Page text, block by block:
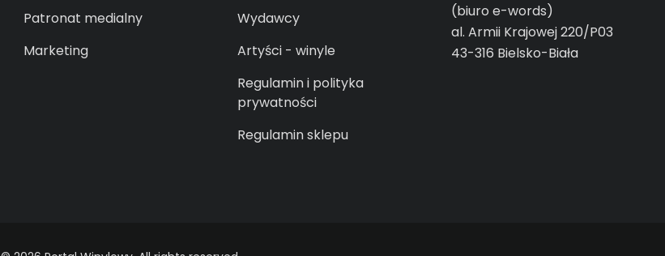
Patronat medialny
Marketing
Wydawcy
Artyści - winyle
Regulamin i polityka
prywatności
Regulamin sklepu
(biuro e-words)
al. Armii Krajowej 220/P03
43-316 Bielsko-Biała